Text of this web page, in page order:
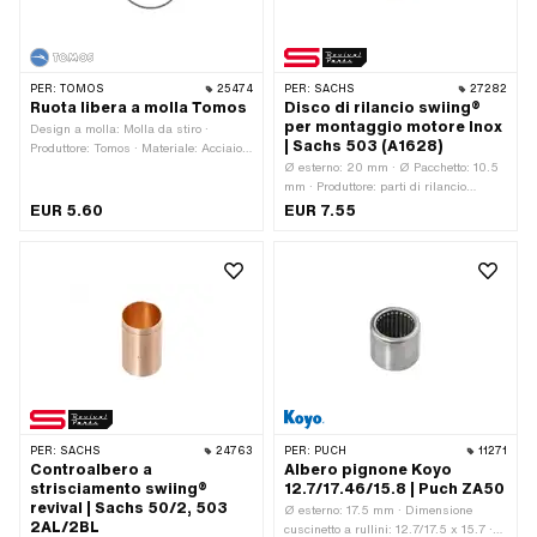
PER: TOMOS 25474
Ruota libera a molla Tomos
Design a molla: Molla da stiro ·
Produttore: Tomos · Materiale: Acciaio
EUR 5.60
PER: SACHS 27282
Disco di rilancio swiing®
per montaggio motore Inox
| Sachs 503 (A1628)
Ø esterno: 20 mm · Ø Pacchetto: 10.5
mm · Produttore: parti di rilancio
swiing® · Materiale: Acciaio al cromo
EUR 7.55
PER: SACHS 24763
Controalbero a
strisciamento swiing®
revival | Sachs 50/2, 503
2AL/2BL
PER: PUCH 11271
Albero pignone Koyo
12.7/17.46/15.8 | Puch ZA50
Ø esterno: 17.5 mm · Dimensione
cuscinetto a rullini: 12.7/17.5 x 15.7 ·